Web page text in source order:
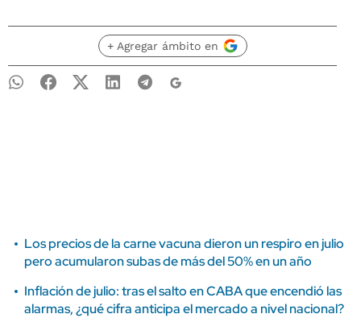
+ Agregar ámbito en
Los precios de la carne vacuna dieron un respiro en julio
pero acumularon subas de más del 50% en un año
Inflación de julio: tras el salto en CABA que encendió las
alarmas, ¿qué cifra anticipa el mercado a nivel nacional?